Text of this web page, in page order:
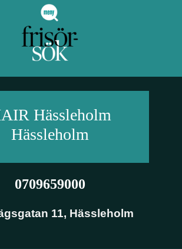
Hässleholm
Hässleholm
0709659000
11, Hässleholm